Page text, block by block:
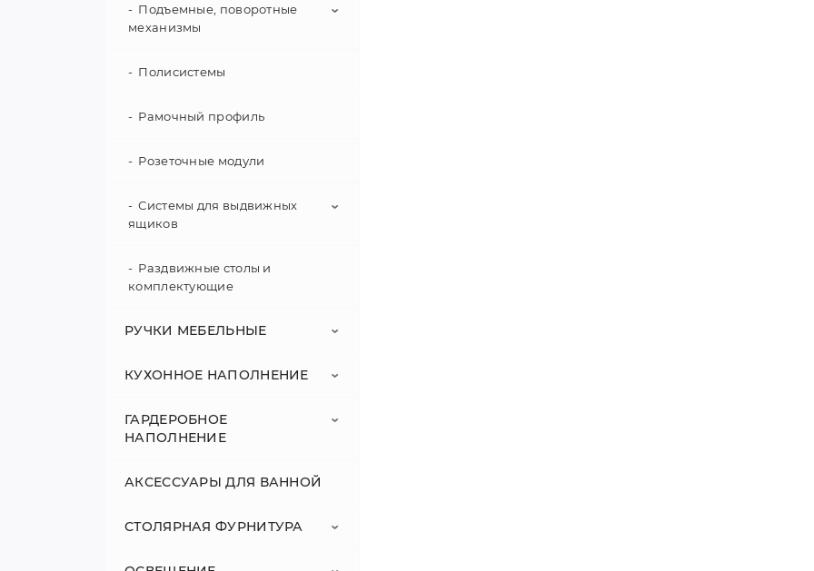
Накладки декоративные
Подъемные, поворотные
механизмы
Поворотная фурнитура
Фурнитура для аппаратуры
Фурнитура для кроватей
Полисистемы
Рамочный профиль
Розеточные модули
Системы для выдвижных
ящиков
Matrix S Slim
Металбоксы
Раздвижные столы и
комплектующие
РУЧКИ МЕБЕЛЬНЫЕ
Мебельные ручки со стразами
Деревянные мебельные ручки
Дизайнерские мебельные
КУХОННОЕ НАПОЛНЕНИЕ
Ведра и контейнеры
кухонных ящиков
Выдвижные колонны
ГАРДЕРОБНОЕ
НАПОЛНЕНИЕ
Выдвижные полки и корзины
Гардеробные зеркала
АКСЕССУАРЫ ДЛЯ ВАННОЙ
СТОЛЯРНАЯ ФУРНИТУРА